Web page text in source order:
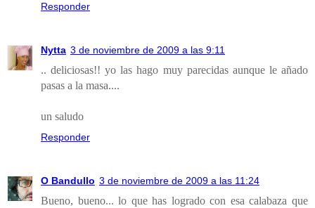
Responder
Nytta 3 de noviembre de 2009 a las 9:11
.. deliciosas!! yo las hago muy parecidas aunque le añado
pasas a la masa....
un saludo
Responder
O Bandullo 3 de noviembre de 2009 a las 11:24
Bueno, bueno... lo que has logrado con esa calabaza que